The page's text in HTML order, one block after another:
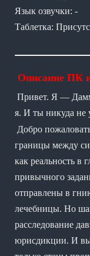
Язык озвучки: -
Таблетка:
Описание ПК
Привет. Я —
я. И ты никуда не
Добро
границы между
как реальность в
привычного
отправлены в
лечебницы. Но
расследование
юрисдикции. И